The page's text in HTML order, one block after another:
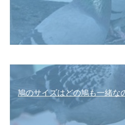
鳩のサイズはどの鳩も一緒な